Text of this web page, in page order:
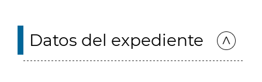
Datos del expediente